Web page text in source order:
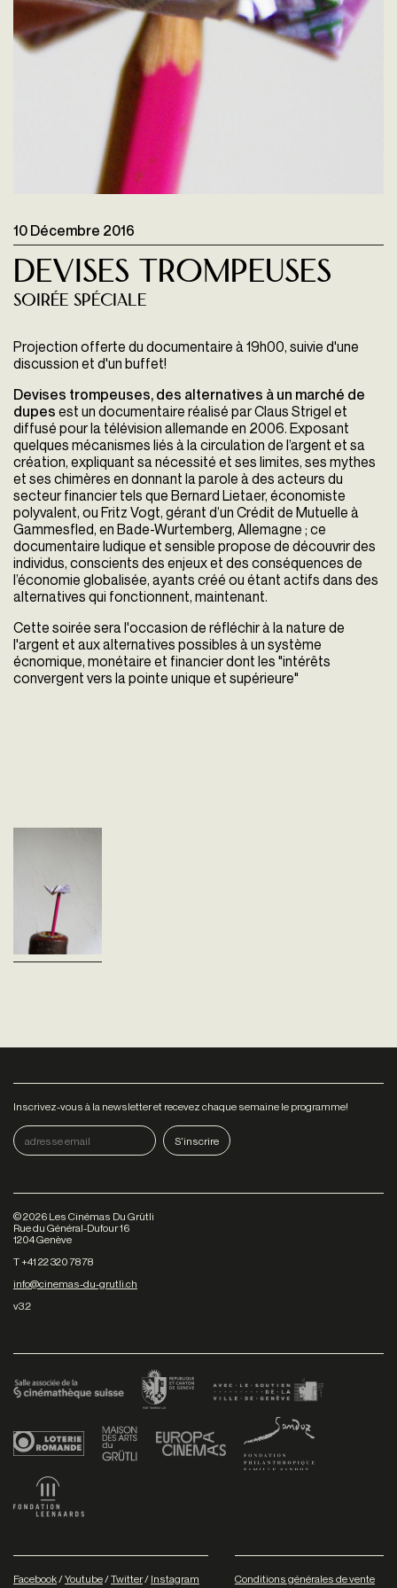
10 Décembre 2016
Devises Trompeuses
Soirée spéciale
Projection offerte du documentaire à 19h00, suivie d'une
discussion et d'un buffet!
Devises trompeuses, des alternatives à un marché de
dupes est un documentaire réalisé par Claus Strigel et
diffusé pour la télévision allemande en 2006. Exposant
quelques mécanismes liés à la circulation de l’argent et sa
création, expliquant sa nécessité et ses limites, ses mythes
et ses chimères en donnant la parole à des acteurs du
secteur financier tels que Bernard Lietaer, économiste
polyvalent, ou Fritz Vogt, gérant d’un Crédit de Mutuelle à
Gammesfled, en Bade-Wurtemberg, Allemagne ; ce
documentaire ludique et sensible propose de découvrir des
individus, conscients des enjeux et des conséquences de
l’économie globalisée, ayants créé ou étant actifs dans des
alternatives qui fonctionnent, maintenant.
Cette soirée sera l'occasion de réfléchir à la nature de
l'argent et aux alternatives possibles à un système
écnomique, monétaire et financier dont les "intérêts
convergent vers la pointe unique et supérieure"
Inscrivez-vous à la newsletter et recevez chaque semaine le programme!
©2026 Les Cinémas Du Grütli
Rue du Général-Dufour 16
1204 Genève
T +41 22 320 78 78
info@cinemas-du-grutli.ch
v3.2
Facebook/Youtube/Twitter/ Instagram Conditions générales de vente